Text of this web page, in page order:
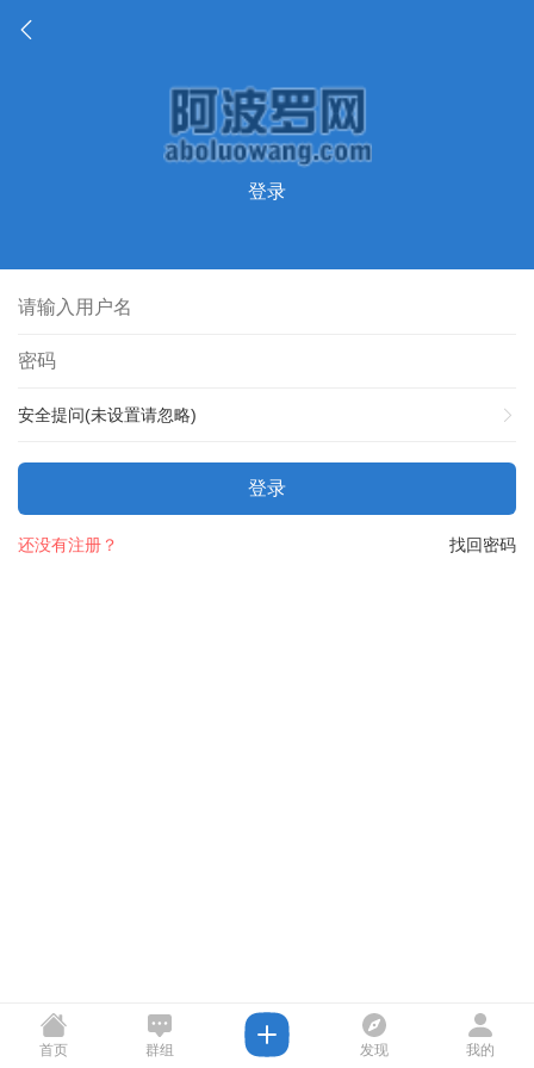
登录
安全提问(未设置请忽略)
登录
找回密码
还没有注册？
首页 群组 发现 我的